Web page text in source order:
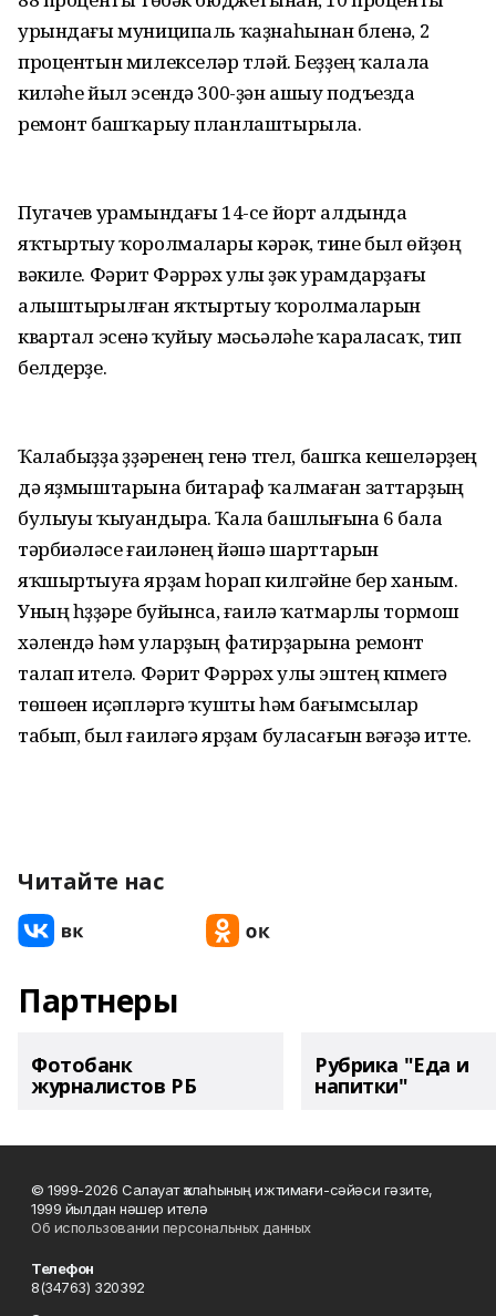
урындағы муниципаль ҡаҙнаһынан бүленә, 2
процентын милекселәр түләй. Беҙҙең ҡалала
киләһе йыл эсендә 300-ҙән ашыу подъезда
ремонт башҡарыу планлаштырыла.
Пугачев урамындағы 14-се йорт алдында
яҡтыртыу ҡоролмалары кәрәк, тине был өйҙөң
вәкиле. Фәрит Фәррәх улы үҙәк урамдарҙағы
алыштырылған яҡтыртыу ҡоролмаларын
квартал эсенә ҡуйыу мәсьәләһе ҡараласаҡ, тип
белдерҙе.
Ҡалабыҙҙа үҙҙәренең генә түгел, башҡа кешеләрҙең
дә яҙмыштарына битараф ҡалмаған заттарҙың
булыуы ҡыуандыра. Ҡала башлығына 6 бала
тәрбиәләүсе ғаиләнең йәшәү шарттарын
яҡшыртыуға ярҙам һорап килгәйне бер ханым.
Уның һүҙҙәре буйынса, ғаилә ҡатмарлы тормош
хәлендә һәм уларҙың фатирҙарына ремонт
талап ителә. Фәрит Фәррәх улы эштең күпмегә
төшөүен иҫәпләргә ҡушты һәм бағымсылар
табып, был ғаиләгә ярҙам буласағын вәғәҙә итте.
Читайте нас
Партнеры
Фотобанк
журналистов РБ
Рубрика "Еда и
напитки"
© 1999-2026 Салауат ҡалаһының ижтимағи-сәйәси гәзите,
1999 йылдан нәшер ителә
Об использовании персональных данных
Телефон
8(34763) 320392